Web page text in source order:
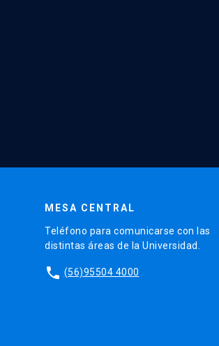
MESA CENTRAL
Teléfono para comunicarse con las
distintas áreas de la Universidad.
phone (56)95504 4000